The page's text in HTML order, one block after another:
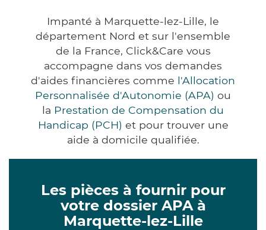
Impanté à Marquette-lez-Lille, le
département Nord et sur l'ensemble
de la France, Click&Care vous
accompagne dans vos demandes
d'aides financières comme l'Allocation
Personnalisée d'Autonomie (APA) ou
la Prestation de Compensation du
Handicap (PCH) et pour trouver une
aide à domicile qualifiée.
Les pièces à fournir pour
votre dossier APA à
Marquette-lez-Lille